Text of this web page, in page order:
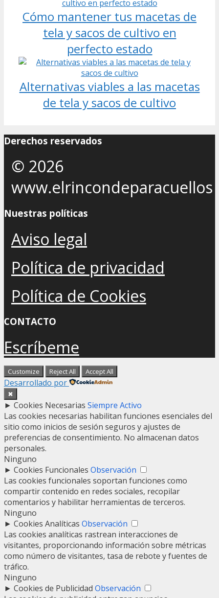
Cómo mantener tus macetas de
tela y sacos de cultivo en
perfecto estado
Alternativas viables a las macetas
de tela y sacos de cultivo
Derechos reservados
© 2026
www.elrincondeparacuellos
Nuestras políticas
Aviso legal
Política de privacidad
Política de Cookies
CONTACTO
Escríbeme
Customize Reject All Accept All
Desarrollado por
✖
► Cookies Necesarias Siempre Activo
Las cookies necesarias habilitan funciones esenciales del
sitio como inicios de sesión seguros y ajustes de
preferencias de consentimiento. No almacenan datos
personales.
Ninguno
► Cookies Funcionales Observación
Las cookies funcionales soportan funciones como
compartir contenido en redes sociales, recopilar
comentarios y habilitar herramientas de terceros.
Ninguno
► Cookies Analíticas Observación
Las cookies analíticas rastrean interacciones de
visitantes, proporcionando información sobre métricas
como número de visitantes, tasa de rebote y fuentes de
tráfico.
Ninguno
► Cookies de Publicidad Observación